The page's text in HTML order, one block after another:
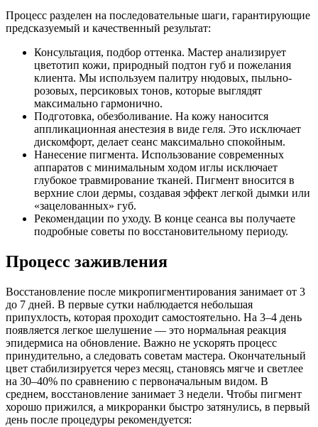
Процесс разделен на последовательные шаги, гарантирующие
предсказуемый и качественный результат:
Консультация, подбор оттенка. Мастер анализирует
цветотип кожи, природный подтон губ и пожелания
клиента. Мы используем палитру нюдовых, пыльно-
розовых, персиковых тонов, которые выглядят
максимально гармонично.
Подготовка, обезболивание. На кожу наносится
аппликационная анестезия в виде геля. Это исключает
дискомфорт, делает сеанс максимально спокойным.
Нанесение пигмента. Использование современных
аппаратов с минимальным ходом иглы исключает
глубокое травмирование тканей. Пигмент вносится в
верхние слои дермы, создавая эффект легкой дымки или
«зацелованных» губ.
Рекомендации по уходу. В конце сеанса вы получаете
подробные советы по восстановительному периоду.
Процесс заживления
Восстановление после микропигментирования занимает от 3
до 7 дней. В первые сутки наблюдается небольшая
припухлость, которая проходит самостоятельно. На 3–4 день
появляется легкое шелушение — это нормальная реакция
эпидермиса на обновление. Важно не ускорять процесс
принудительно, а следовать советам мастера. Окончательный
цвет стабилизируется через месяц, становясь мягче и светлее
на 30–40% по сравнению с первоначальным видом. В
среднем, восстановление занимает 3 недели. Чтобы пигмент
хорошо прижился, а микроранки быстро затянулись, в первый
день после процедуры рекомендуется: